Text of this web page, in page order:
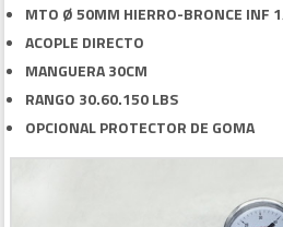
MTO Ø 50MM HIERRO-BRONCE INF
ACOPLE DIRECTO
MANGUERA 30CM
RANGO 30.60.150 LBS
OPCIONAL PROTECTOR DE GOMA